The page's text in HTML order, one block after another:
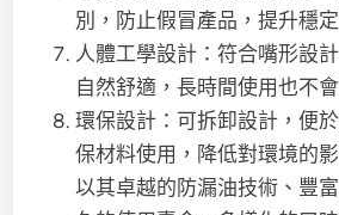
別，防止假冒產品，提升穩
人體工學設計：符合嘴形設
自然舒適，長時間使用也不
環保設計：可拆卸設計，便
保材料使用，降低對環境的
以其卓越的防漏油技術、豐